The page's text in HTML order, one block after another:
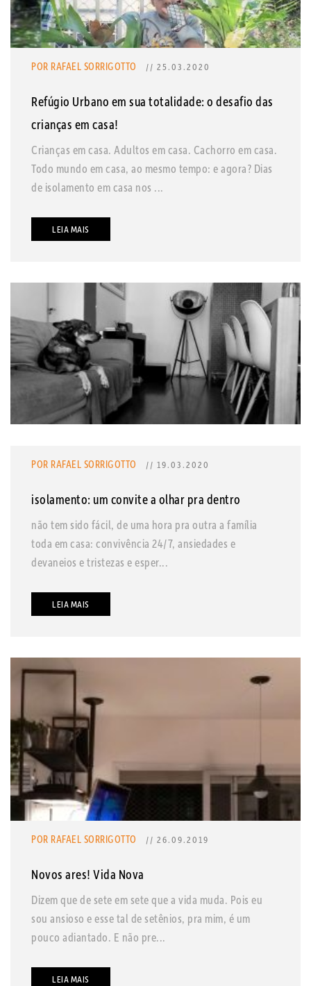
POR RAFAEL SORRIGOTTO // 25.03.2020
Refúgio Urbano em sua totalidade: o desafio das
crianças em casa!
Crianças em casa. Adultos em casa. Cachorro em casa.
Todo mundo em casa, ao mesmo tempo: e agora? Dias
de isolamento em casa nos ...
LEIA MAIS
POR RAFAEL SORRIGOTTO // 19.03.2020
isolamento: um convite a olhar pra dentro
não tem sido fácil, de uma hora pra outra a família
toda em casa: convivência 24/7, ansiedades e
devaneios e tristezas e esper...
LEIA MAIS
POR RAFAEL SORRIGOTTO // 26.09.2019
Novos ares! Vida Nova
Dizem que de sete em sete que a vida muda. Pois eu
sou ansioso e esse tal de setênios, pra mim, é um
pouco adiantado. E não pre...
LEIA MAIS